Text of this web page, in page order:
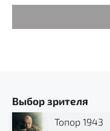
Выбор зрителя
Топор 1943